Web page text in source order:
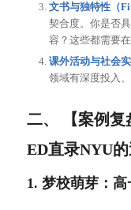
文书与独特性（Fit
契合度。你是否
容？这些都需要
课外活动与社会
领域有深度投入
二、 【案例复
ED直录NYU
1. 梦校萌芽：